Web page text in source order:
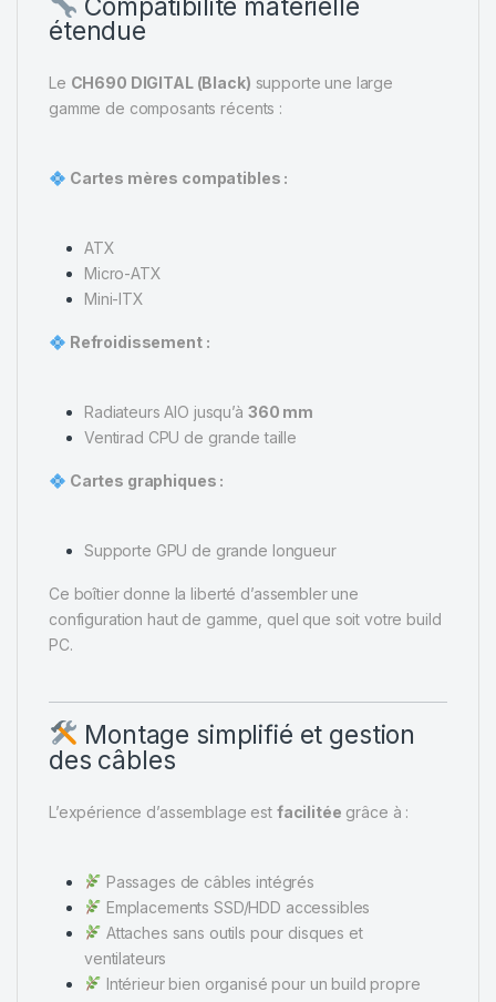
étendue
Le CH690 DIGITAL (Black) supporte une large
gamme de composants récents :
Cartes mères compatibles :
ATX
Micro-ATX
Mini-ITX
Refroidissement :
Radiateurs AIO jusqu’à 360 mm
Ventirad CPU de grande taille
Cartes graphiques :
Supporte GPU de grande longueur
Ce boîtier donne la liberté d’assembler une
configuration haut de gamme, quel que soit votre build
PC.
Montage simplifié et gestion
des câbles
L’expérience d’assemblage est facilitée grâce à :
Passages de câbles intégrés
Emplacements SSD/HDD accessibles
Attaches sans outils pour disques et
ventilateurs
Intérieur bien organisé pour un build propre